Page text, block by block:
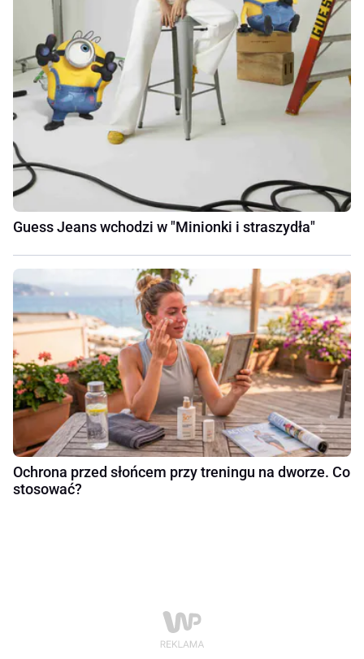
Guess Jeans wchodzi w "Minionki i straszydła"
Ochrona przed słońcem przy treningu na dworze. Co
stosować?